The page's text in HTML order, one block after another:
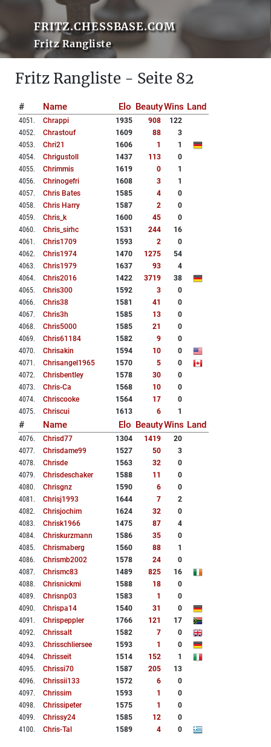
FRITZ.CHESSBASE.COM
Fritz Rangliste
Fritz Rangliste - Seite 82
# Name Elo BeautyWins Land
4051 . Chrappi 1935 908
122
4052. Chrastouf 1609 88
3
4053. Chri21 1606 1
1
4054. Chrigustoll 1437 113
0
4055. Chrimmis 1619 0
1
4056. Chrinogefri 1608 3
1
4057. Chris Bates 1585 4
0
4058. Chris Harry 1587 2
0
4059. Chris_k 1600 45
0
4060. Chris_sirhc 1531 244
16
4061 . Chris1709 1593 2
0
4062. Chris1974 1470 1275
54
4063. Chris1979 1637 93
4
4064. Chris2016 1422 3719
38
4065. Chris300 1592 3
0
4066. Chris38 1581 41
0
4067. Chris3h 1585 13
0
4068. Chris5000 1585 21
0
4069. Chris61184 1582 9
0
4070. Chrisakin 1594 10
0
4071 . Chrisangel1965 1570 5
0
4072. Chrisbentley 1578 30
0
4073. Chris-Ca 1568 10
0
4074. Chriscooke 1564 17
0
4075. Chriscui 1613 6 1
# Name Elo BeautyWins Land
4076. Chrisd77 1304 1419
20
4077. Chrisdame99 1527 50
3
4078. Chrisde 1563 32
0
4079. Chrisdeschaker 1588 11
0
4080. Chrisgnz 1590 6
0
4081 . Chrisj1993 1644 7
2
4082. Chrisjochim 1624 32
0
4083. Chrisk1966 1475 87
4
4084. Chriskurzmann 1586 35
0
4085. Chrismaberg 1560 88
1
4086. Chrismb2002 1578 24
0
4087. Chrismc83 1489 825
16
4088. Chrisnickmi 1588 18
0
4089. Chrisnp03 1583 1
0
4090. Chrispa14 1540 31
0
4091 . Chrispeppler 1766 121
17
4092. Chrissalt 1582 7
0
4093. Chrisschliersee 1593 1
0
4094. Chrisseit 1514 152
1
4095. Chrissi70 1587 205
13
4096. Chrissii133 1572 6
0
4097. Chrissim 1593 1
0
4098. Chrissipeter 1575 1
0
4099. Chrissy24 1585 12
0
4100. Chris-Tal 1589 4 0